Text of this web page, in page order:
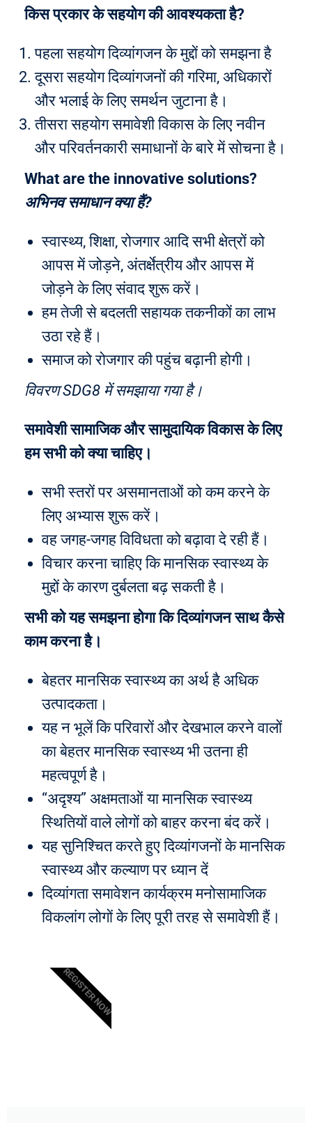
किस प्रकार के सहयोग की आवश्यकता है?
पहला सहयोग दिव्यांगजन के मुद्दों को समझना है
दूसरा सहयोग दिव्यांगजनों की गरिमा, अधिकारों
और भलाई के लिए समर्थन जुटाना है।
तीसरा सहयोग समावेशी विकास के लिए नवीन
और परिवर्तनकारी समाधानों के बारे में सोचना है।
What are the innovative solutions?
अभिनव समाधान क्या हैं?
स्वास्थ्य, शिक्षा, रोजगार आदि सभी क्षेत्रों को
आपस में जोड़ने, अंतर्क्षेत्रीय और आपस में
जोड़ने के लिए संवाद शुरू करें।
हम तेजी से बदलती सहायक तकनीकों का लाभ
उठा रहे हैं।
समाज को रोजगार की पहुंच बढ़ानी होगी।
विवरण SDG8 में समझाया गया है।
समावेशी सामाजिक और सामुदायिक विकास के लिए
हम सभी को क्या चाहिए।
सभी स्तरों पर असमानताओं को कम करने के
लिए अभ्यास शुरू करें।
वह जगह-जगह विविधता को बढ़ावा दे रही हैं।
विचार करना चाहिए कि मानसिक स्वास्थ्य के
मुद्दों के कारण दुर्बलता बढ़ सकती है।
सभी को यह समझना होगा कि दिव्यांगजन साथ कैसे
काम करना है।
बेहतर मानसिक स्वास्थ्य का अर्थ है अधिक
उत्पादकता।
यह न भूलें कि परिवारों और देखभाल करने वालों
का बेहतर मानसिक स्वास्थ्य भी उतना ही
महत्वपूर्ण है।
“अदृश्य” अक्षमताओं या मानसिक स्वास्थ्य
स्थितियों वाले लोगों को बाहर करना बंद करें।
यह सुनिश्चित करते हुए दिव्यांगजनों के मानसिक
स्वास्थ्य और कल्याण पर ध्यान दें
दिव्यांगता समावेशन कार्यक्रम मनोसामाजिक
विकलांग लोगों के लिए पूरी तरह से समावेशी हैं।
REGISTER NOW